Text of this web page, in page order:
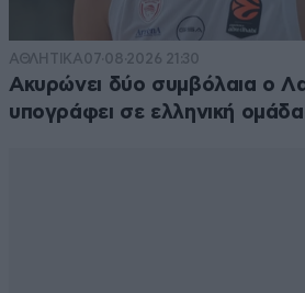
ΑΘΛΗΤΙΚΑ07·08·2026 21:30
Ακυρώνει δύο συμβόλαια ο
υπογράφει σε ελληνική